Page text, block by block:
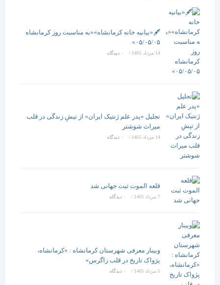
🖋️«بیانیه خانه کرمانشاه»«به مناسبت روز کرمانشاه
۰۵/۰۵/۰۵»
/ ۰ دیدگاه
تجلیل «پدر علم ژنتیک ایران» از تپشِ زندگی در قلب
میراث شوشتر
14 مرداد 1405 / ۰ دیدگاه
قلعه الموت ثبت جهانی شد
/ ۰ دیدگاه
وبینار معرفی شهرستان کرمانشاه : «کرمانشاه،
پژواک تاریخ در قلب زاگرس»
5 مرداد 1405 / ۰ دیدگاه